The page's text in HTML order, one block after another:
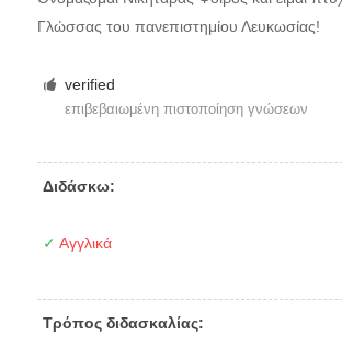
Γλώσσας του πανεπιστημίου Λευκωσίας!
verified
επιβεβαιωμένη πιστοποίηση γνώσεων
Διδάσκω:
✓ Αγγλικά
Τρόπος διδασκαλίας: